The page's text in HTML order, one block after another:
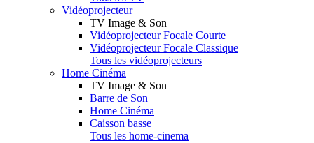
Vidéoprojecteur
TV Image & Son
Vidéoprojecteur Focale Courte
Vidéoprojecteur Focale Classique
Tous les vidéoprojecteurs
Home Cinéma
TV Image & Son
Barre de Son
Home Cinéma
Caisson basse
Tous les home-cinema